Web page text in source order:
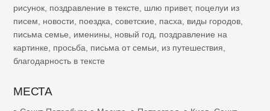
рисунок поздравление в тексте шлю привет, поцелуи из
писем
новости поездка советские пасха виды городов
письма семье
именины новый год
поздравление на
картинке
просьба письма от семьи из путешествия
благодарность в тексте
МЕСТА